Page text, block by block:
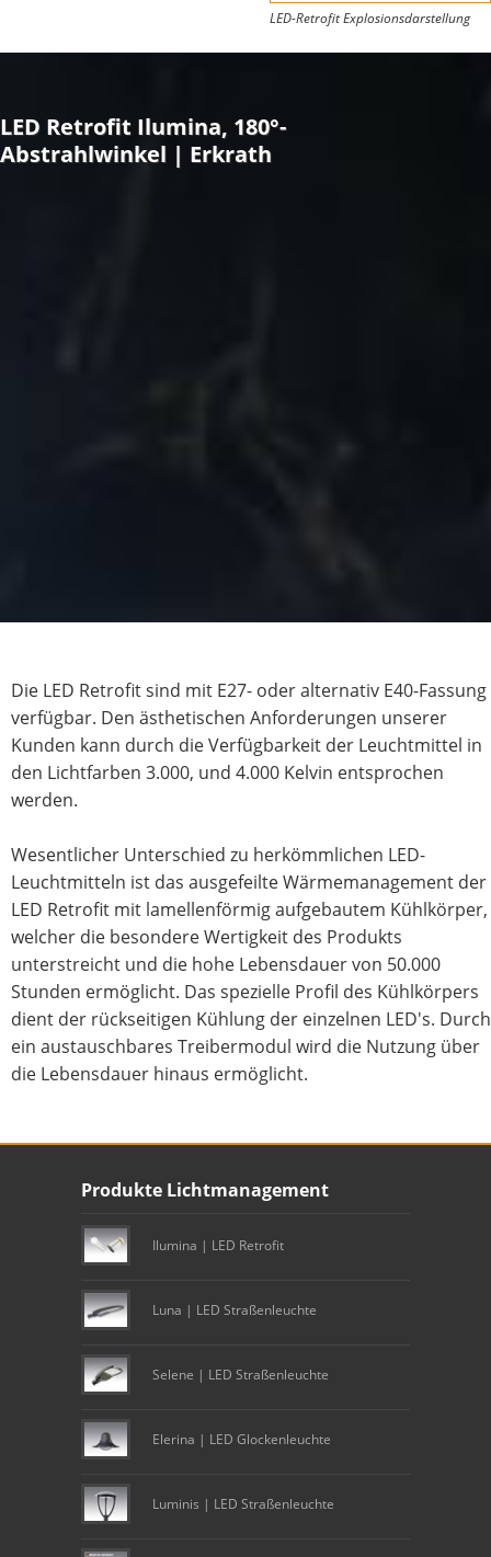
LED-Retrofit Explosionsdarstellung
LED Retrofit Ilumina, 180°-
Abstrahlwinkel | Erkrath
Die LED Retrofit sind mit E27- oder alternativ E40-Fassung
verfügbar. Den ästhetischen Anforderungen unserer
Kunden kann durch die Verfügbarkeit der Leuchtmittel in
den Lichtfarben 3.000, und 4.000 Kelvin entsprochen
werden.
Wesentlicher Unterschied zu herkömmlichen LED-
Leuchtmitteln ist das ausgefeilte Wärmemanagement der
LED Retrofit mit lamellenförmig aufgebautem Kühlkörper,
welcher die besondere Wertigkeit des Produkts
unterstreicht und die hohe Lebensdauer von 50.000
Stunden ermöglicht. Das spezielle Profil des Kühlkörpers
dient der rückseitigen Kühlung der einzelnen LED's. Durch
ein austauschbares Treibermodul wird die Nutzung über
die Lebensdauer hinaus ermöglicht.
Footer contentProdukte Lichtmanagement
Ilumina | LED Retrofit
Luna | LED Straßenleuchte
Selene | LED Straßenleuchte
Elerina | LED Glockenleuchte
Luminis | LED Straßenleuchte